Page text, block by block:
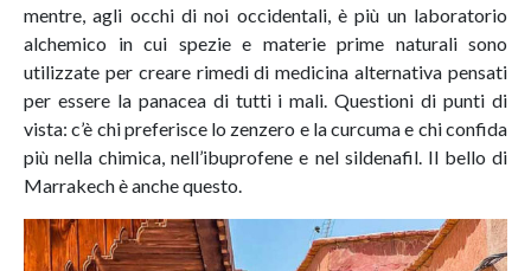
mentre, agli occhi di noi occidentali, è più un laboratorio
alchemico in cui spezie e materie prime naturali sono
utilizzate per creare rimedi di medicina alternativa pensati
per essere la panacea di tutti i mali. Questioni di punti di
vista: c’è chi preferisce lo zenzero e la curcuma e chi confida
più nella chimica, nell’ibuprofene e nel sildenafil. Il bello di
Marrakech è anche questo.